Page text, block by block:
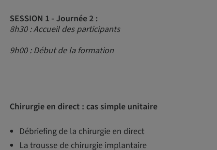
SESSION 1 - Journée 2 :
8h30 : Accueil des participants
9h00 : Début de la formation
Chirurgie en direct : cas simple unitaire
Débriefing de la chirurgie en direct
La trousse de chirurgie implantaire